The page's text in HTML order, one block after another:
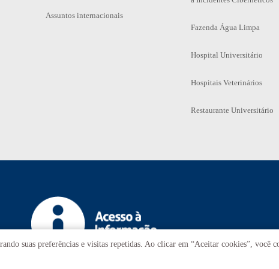
Assuntos internacionais
Fazenda Água Limpa
Hospital Universitário
Hospitais Veterinários
Restaurante Universitário
suas preferências e visitas repetidas. Ao clicar em “Aceitar cookies”, você